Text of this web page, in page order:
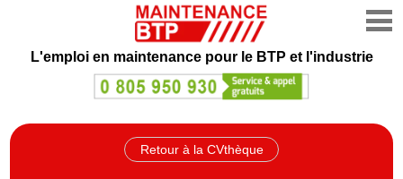
L'emploi en maintenance pour le BTP et l'industrie
Retour à la CVthèque